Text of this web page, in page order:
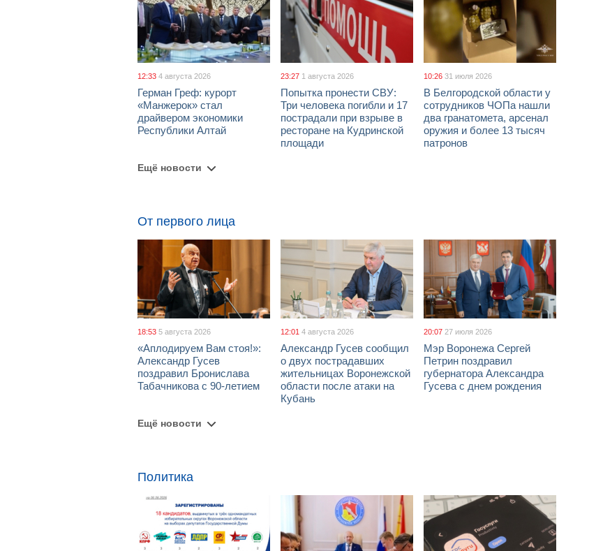
12:33 4 августа 2026
Герман Греф: курорт
«Манжерок» стал
драйвером экономики
Республики Алтай
23:27 1 августа 2026
Попытка пронести СВУ:
Три человека погибли и 17
пострадали при взрыве в
ресторане на Кудринской
площади
10:26 31 июля 2026
В Белгородской области у
сотрудников ЧОПа нашли
два гранатомета, арсенал
оружия и более 13 тысяч
патронов
Ещё новости
От первого лица
18:53 5 августа 2026
«Аплодируем Вам стоя!»:
Александр Гусев
поздравил Бронислава
Табачникова с 90-летием
12:01 4 августа 2026
Александр Гусев сообщил
о двух пострадавших
жительницах Воронежской
области после атаки на
Кубань
20:07 27 июля 2026
Мэр Воронежа Сергей
Петрин поздравил
губернатора Александра
Гусева с днем рождения
Ещё новости
Политика